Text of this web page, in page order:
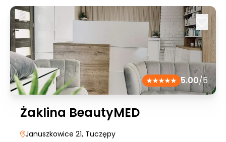
5.00/5
Żaklina BeautyMED
Januszkowice 21, Tuczępy